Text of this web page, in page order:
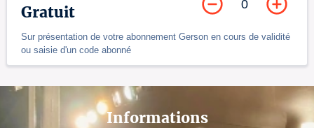
Gratuit
Sur présentation de votre abonnement Gerson en cours de validité
ou saisie d'un code abonné
0
Informations